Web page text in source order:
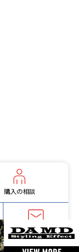
購入の相談
その他問い合わせ